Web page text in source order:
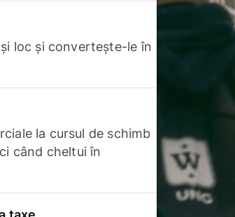
loc și convertește-le în
la cursul de schimb
când cheltui în